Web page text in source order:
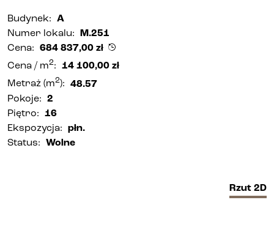
Gliwice
Częstochowa
Katowice
Gliwice
Częstochowa
Apartamenty inwestycyjne (PRS)
Budynek: A
Numer lokalu: M.251
Cena: 684 837,00 zł
Cena / m2: 14 100,00 zł
Metraż (m2): 48.57
Pokoje: 2
Piętro: 16
Ekspozycja: płn.
Status: Wolne
Rzut 2D